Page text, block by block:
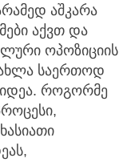
აშკარა
აქვთ და
ოპოზიციის
საერთოდ
იდეა. როგორმე